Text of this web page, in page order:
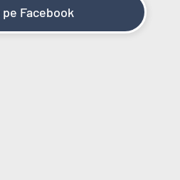
Facebook